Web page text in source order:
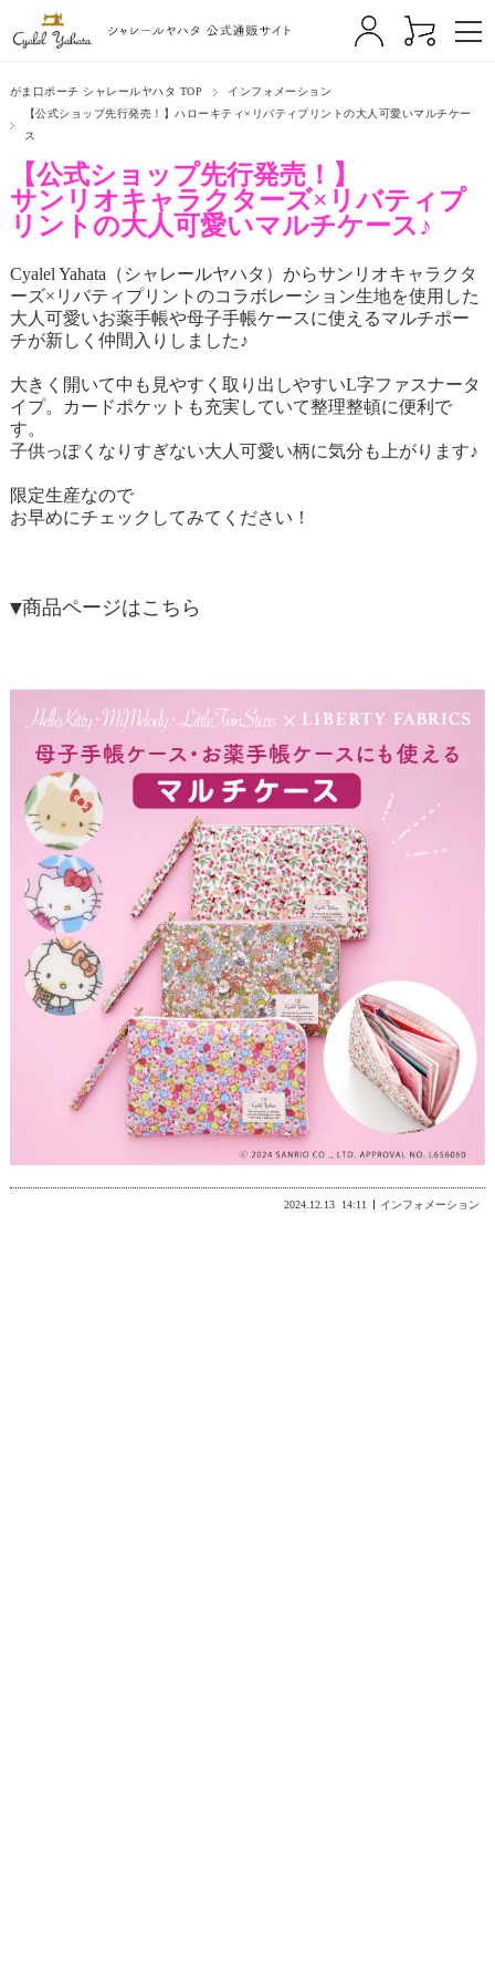
がま口ポーチ シャレールヤハタ TOP
インフォメーション
【公式ショップ先行発売！】ハローキティ×リバティプリントの大人可愛いマルチケー
ス
【公式ショップ先行発売！】
サンリオキャラクターズ×リバティプ
リントの大人可愛いマルチケース♪
Cyalel Yahata（シャレールヤハタ）からサンリオキャラクタ
ーズ×リバティプリントのコラボレーション生地を使用した
大人可愛いお薬手帳や母子手帳ケースに使えるマルチポー
チが新しく仲間入りしました♪
大きく開いて中も見やすく取り出しやすいL字ファスナータ
イプ。カードポケットも充実していて整理整頓に便利で
す。
子供っぽくなりすぎない大人可愛い柄に気分も上がります♪
限定生産なので
お早めにチェックしてみてください！
▼商品ページはこちら
2024.12.13 14:11 インフォメーション